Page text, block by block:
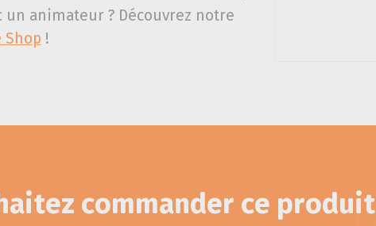
un animateur ? Découvrez notre
Shop !
commander ce produit